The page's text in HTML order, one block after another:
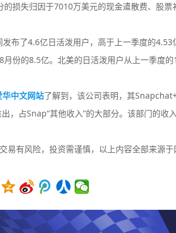
的损失归因于7010万美元的现金遣散费、股票
布了4.6亿日活泼用户，高于上一季度的
月份的8.5亿。北美的日活泼用户从上一季度
中文网站了解到，该公司表明，其
，占Snap“其他收入”的大部分。该部门的收
易有风险，投资需谨慎，以上内容全部来源于